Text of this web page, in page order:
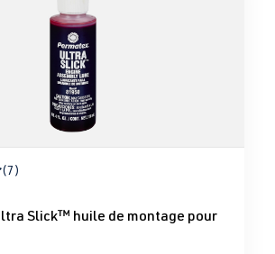
de 5 sur 5 étoiles
(7)
Slick™ huile de montage pour